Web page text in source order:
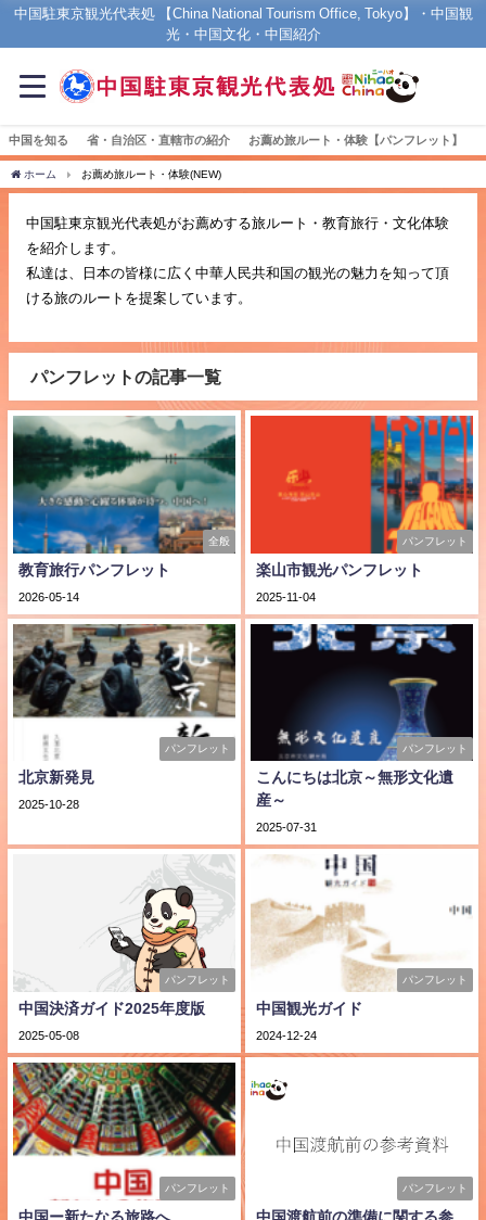
中国駐東京観光代表処 【China National Tourism Office, Tokyo】・中国観
光・中国文化・中国紹介
中国を知る 省・自治区・直轄市の紹介 お薦め旅ルート・体験【パンフレット】
ホーム お薦め旅ルート・体験(NEW)
中国駐東京観光代表処がお薦めする旅ルート・教育旅行・文化体験
を紹介します。
私達は、日本の皆様に広く中華人民共和国の観光の魅力を知って頂
ける旅のルートを提案しています。
パンフレットの記事一覧
全般
教育旅行パンフレット
2026-05-14
パンフレット
楽山市観光パンフレット
2025-11-04
パンフレット
北京新発見
2025-10-28
パンフレット
こんにちは北京～無形文化遺
産～
2025-07-31
パンフレット
中国決済ガイド2025年度版
2025-05-08
パンフレット
中国観光ガイド
2024-12-24
パンフレット
中国ー新たなる旅路へ
パンフレット
中国渡航前の準備に関する参